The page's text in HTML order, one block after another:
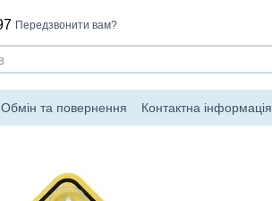
Передзвонити вам?
Обмін та повернення Контактна інформація